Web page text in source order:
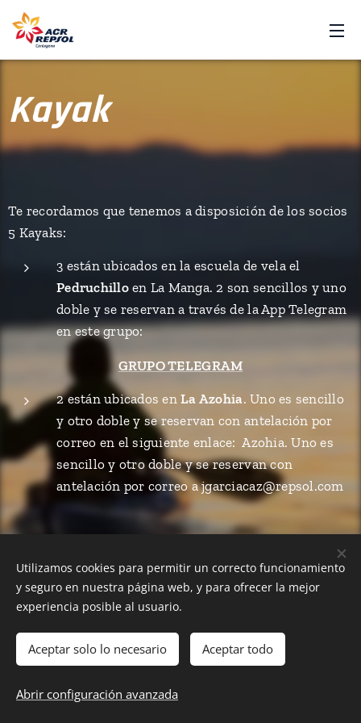
Kayak
Te recordamos que tenemos a disposición de los socios
5 Kayaks:
3 están ubicados en la escuela de vela el
Pedruchilloen La Manga. 2 son sencillos y uno
doble y se reservan a través de la App Telegram
en este grupo:
GRUPO TELEGRAM
2 están ubicados enLa Azohia. Uno es sencillo
y otro doble y se reservan con antelación por
correo en el siguiente enlace: Azohia. Uno es
sencillo y otro doble y se reservan con
antelación por correo a jgarciacaz@repsol.com
Política de privacidad
Utilizamos cookies para permitir un correcto funcionamiento
y seguro en nuestra página web, y para ofrecer la mejor
experiencia posible al usuario.
Aceptar solo lo necesario Aceptar todo
Abrir configuración avanzada